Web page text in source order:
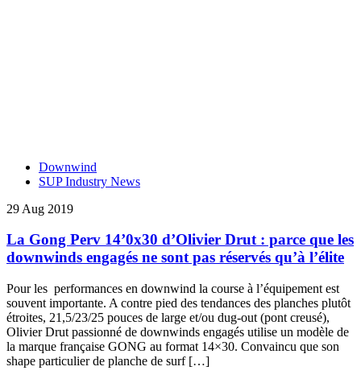
Downwind
SUP Industry News
29 Aug 2019
La Gong Perv 14’0x30 d’Olivier Drut : parce que les
downwinds engagés ne sont pas réservés qu’à l’élite
Pour les performances en downwind la course à l’équipement est
souvent importante. A contre pied des tendances des planches plutôt
étroites, 21,5/23/25 pouces de large et/ou dug-out (pont creusé),
Olivier Drut passionné de downwinds engagés utilise un modèle de
la marque française GONG au format 14×30. Convaincu que son
shape particulier de planche de surf […]